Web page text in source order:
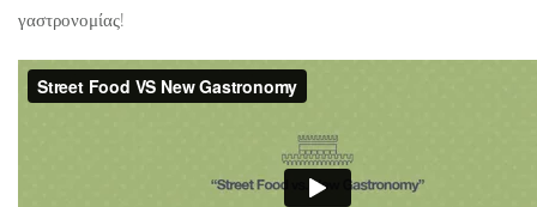
γαστρονομίας!